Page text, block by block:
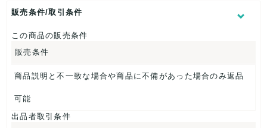
身幅：約29cm
【 素材・成分 】
素材タグを撮影しておりますので、ご確認くださいませ。
【 商品札 】
なし
販売条件/取引条件
この商品の販売条件
販売条件
商品説明と不一致な場合や商品に不備があった場合のみ返品
可能
出品者取引条件